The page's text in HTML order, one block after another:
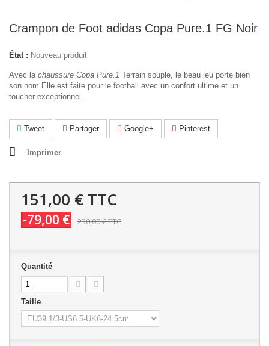
Crampon de Foot adidas Copa Pure.1 FG Noir
État : Nouveau produit
Avec la chaussure Copa Pure.1 Terrain souple, le beau jeu porte bien
son nom.Elle est faite pour le football avec un confort ultime et un
toucher exceptionnel.
Tweet Partager Google+ Pinterest
Imprimer
151,00 € TTC
-79,00 € 230,00 €TTC
Quantité
Taille